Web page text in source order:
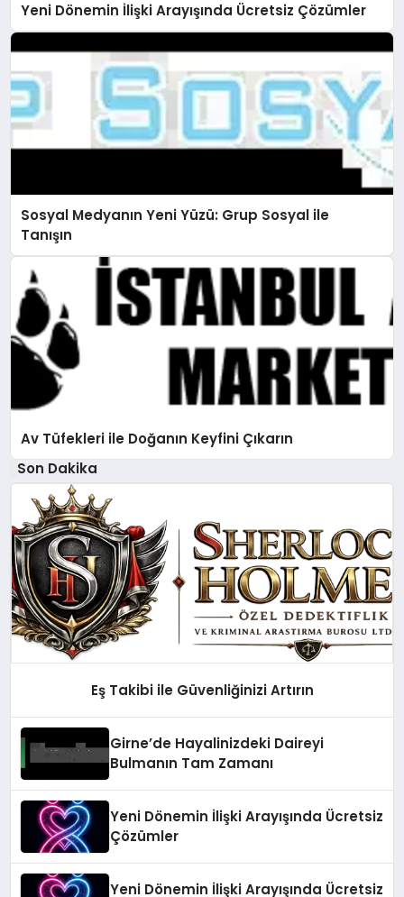
Yeni Dönemin İlişki Arayışında Ücretsiz Çözümler
Sosyal Medyanın Yeni Yüzü: Grup Sosyal ile
Tanışın
Av Tüfekleri ile Doğanın Keyfini Çıkarın
Son Dakika
Eş Takibi ile Güvenliğinizi Artırın
Girne’de Hayalinizdeki Daireyi
Bulmanın Tam Zamanı
Yeni Dönemin İlişki Arayışında Ücretsiz
Çözümler
Yeni Dönemin İlişki Arayışında Ücretsiz